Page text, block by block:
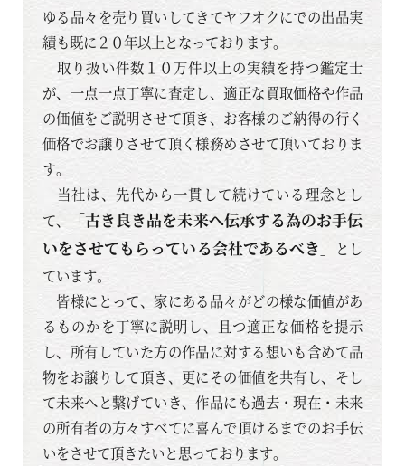
ゆる品々を売り買いしてきてヤフオクにでの出品実
績も既に２０年以上となっております。
取り扱い件数１０万件以上の実績を持つ鑑定士
が、一点一点丁寧に査定し、適正な買取価格や作品
の価値をご説明させて頂き、お客様のご納得の行く
価格でお譲りさせて頂く様務めさせて頂いておりま
す。
当社は、先代から一貫して続けている理念とし
て、
「古き良き品を未来へ伝承する為のお手伝
いをさせてもらっている会社であるべき」
とし
ています。
皆様にとって、家にある品々がどの様な価値があ
るものかを丁寧に説明し、且つ適正な価格を提示
し、所有していた方の作品に対する想いも含めて品
物をお譲りして頂き、更にその価値を共有し、そし
て未来へと繋げていき、作品にも過去・現在・未来
の所有者の方々すべてに喜んで頂けるまでのお手伝
いをさせて頂きたいと思っております。